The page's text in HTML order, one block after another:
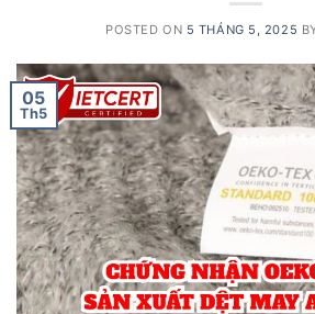
POSTED ON 5 THÁNG 5, 2025
05
Th5